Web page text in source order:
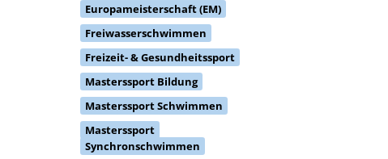
Europameisterschaft (EM)
Freiwasserschwimmen
Freizeit- & Gesundheitssport
Masterssport Bildung
Masterssport Schwimmen
Masterssport
Synchronschwimmen